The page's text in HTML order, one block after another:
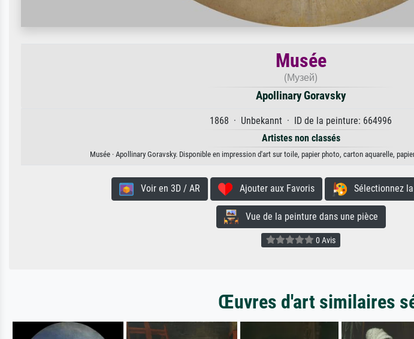
Musée
(Музей)
Apollinary Goravsky
1868 · Unbekannt · ID de la peinture: 664996
Artistes non classés
Musée · Apollinary Goravsky. Disponible en impression d'art sur toile, papier photo, carton aquarelle,
Voir en 3D / AR Ajouter aux Favoris Sélectionnez
Vue de la peinture dans une pièce
0 Avis
Œuvres d'art similaires